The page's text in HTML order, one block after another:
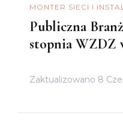
MONTER SIECI I
Publiczna
stopnia WZDZ
Zaktualizowano 8